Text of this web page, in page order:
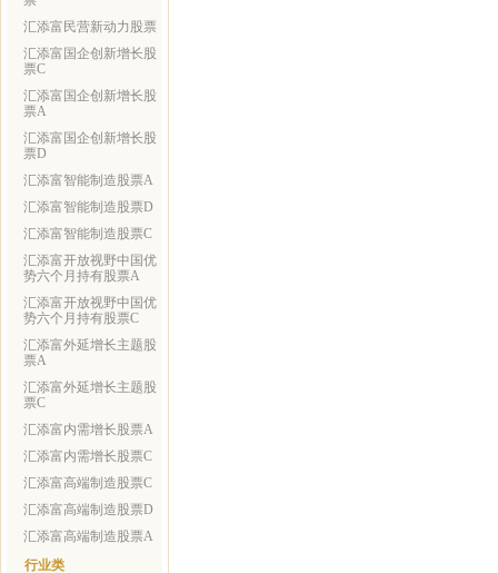
汇添富民营新动力股票
汇添富国企创新增长股
票C
汇添富国企创新增长股
票A
汇添富国企创新增长股
票D
汇添富智能制造股票A
汇添富智能制造股票D
汇添富智能制造股票C
汇添富开放视野中国优
势六个月持有股票A
汇添富开放视野中国优
势六个月持有股票C
汇添富外延增长主题股
票A
汇添富外延增长主题股
票C
汇添富内需增长股票A
汇添富内需增长股票C
汇添富高端制造股票C
汇添富高端制造股票D
汇添富高端制造股票A
行业类